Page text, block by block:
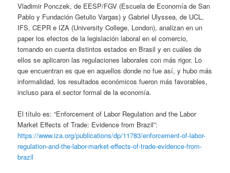
Vladimir Ponczek, de EESP/FGV (Escuela de Economía de San
Pablo y Fundación Getulio Vargas) y Gabriel Ulyssea, de UCL,
IFS, CEPR e IZA (University College, London), analizan en un
paper los efectos de la legislación laboral en el comercio,
tomando en cuenta distintos estados en Brasil y en cuáles de
ellos se aplicaron las regulaciones laborales con más rigor. Lo
que encuentran es que en aquellos donde no fue así, y hubo más
informalidad, los resultados económicos fueron más favorables,
incluso para el sector formal de la economía.
El título es: “Enforcement of Labor Regulation and the Labor
Market Effects of Trade: Evidence from Brazil”:
https://www.iza.org/publications/dp/11783/enforcement-of-labor-
regulation-and-the-labor-market-effects-of-trade-evidence-from-
brazil